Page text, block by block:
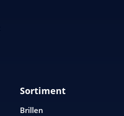
Sortiment
Brillen